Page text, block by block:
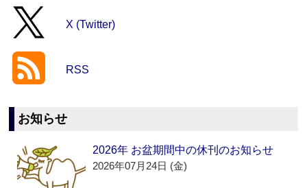
X (Twitter)
RSS
お知らせ
2026年 お盆期間中の休刊のお知らせ
2026年07月24日 (金)